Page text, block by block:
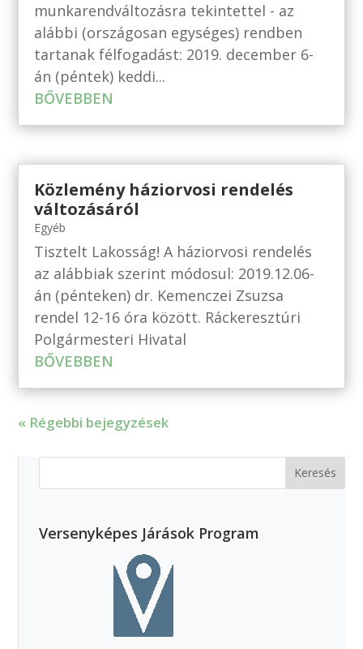
munkarendváltozásra tekintettel - az
alábbi (országosan egységes) rendben
tartanak félfogadást: 2019. december 6-
án (péntek) keddi...
BŐVEBBEN
Közlemény háziorvosi rendelés
változásáról
Egyéb
Tisztelt Lakosság! A háziorvosi rendelés
az alábbiak szerint módosul: 2019.12.06-
án (pénteken) dr. Kemenczei Zsuzsa
rendel 12-16 óra között. Ráckeresztúri
Polgármesteri Hivatal
BŐVEBBEN
« Régebbi bejegyzések
Versenyképes Járások Program